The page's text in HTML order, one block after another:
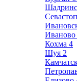
Иваново
Кохма 4
Шуя 2